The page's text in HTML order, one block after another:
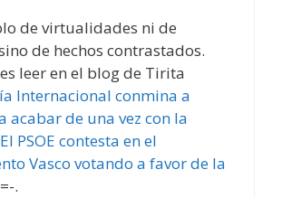
de virtualidades ni de
de hechos contrastados.
leer en el blog de Tirita
Internacional conmina a
acabar de una vez con la
PSOE contesta en el
Vasco votando a favor de la
=-.